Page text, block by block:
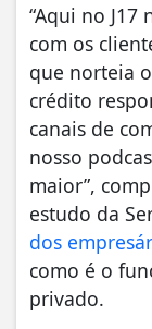
“Aqui no J17
com os
que norteia
crédito
canais de
nosso
maior”,
estudo da
dos
como é o
privado.